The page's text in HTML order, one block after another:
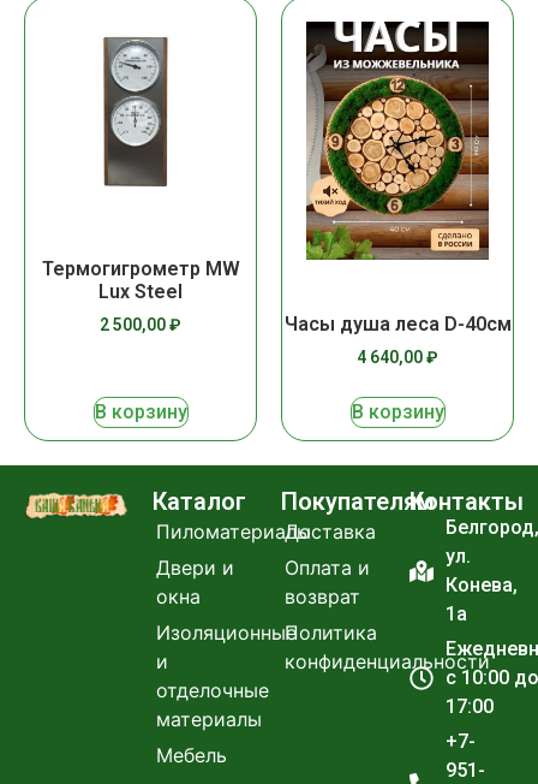
Термогигрометр MW
Lux Steel
2 500,00₽
В корзину
Часы душа леса D-40см
4 640,00₽
В корзину
Каталог
Пиломатериалы
Двери и
окна
Изоляционные
и
отделочные
материалы
Мебель
Покупателям
Доставка
Оплата и
возврат
Политика
конфиденциальности
Контакты
Белгород,
ул.
Конева,
1а
с 10:00 до
17:00
+7-
951-